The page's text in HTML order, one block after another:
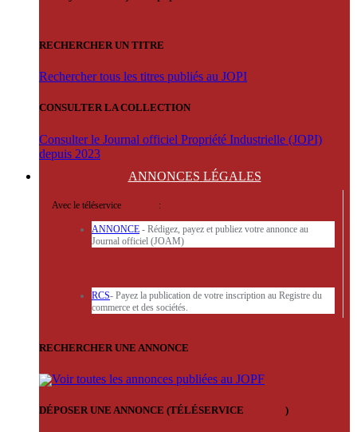
RECHERCHER UN TITRE
Rechercher tous les titres publiés au JOPI
CONSULTER LA COLLECTION
Consulter le Journal officiel Propriété Industrielle (JOPI)
depuis 2023
ANNONCES LÉGALES
Avec le téléservice :
ANNONCE - Rédigez, payez et publiez votre annonce au
Journal officiel (JOAM)
RCS- Payez la publication de votre inscription au Registre du
commerce et des sociétés.
RECHERCHER UNE ANNONCE
Voir toutes les annonces publiées au JOPF
DÉPOSER UNE ANNONCE (TÉLÉSERVICE )